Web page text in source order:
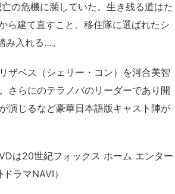
の危機に瀕していた。生き残る道はた
ら建て直すこと。移住隊に選ばれたシ
み入れる…。
ザベス（シェリー・コン）を河合美智
さらにのテラノバのリーダーであり開
演じるなど豪華日本語版キャスト陣が
は20世紀フォックス ホーム エンター
ラマNAVI）